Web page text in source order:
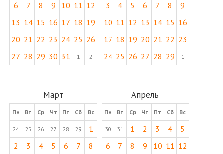
6
7 8 9 10 11 12
13 14 15 16 17 18 19
20 21 22 23 24 25 26
27 28 29 30 31 1 2
3
4 5 6 7 8
9
10 11 12 13 14 15 16
17 18 19 20 21 22 23
24 25 26 27 28 29 1
Март
Пн Вт Ср Чт Пт Сб Вс
24 25 26 27 28 29
1
2
3 4 5 6 7
8
Апрель
Пн Вт Ср Чт Пт Сб Вс
30 31 1 2 3 4
5
6
7 8 9 10 11 12